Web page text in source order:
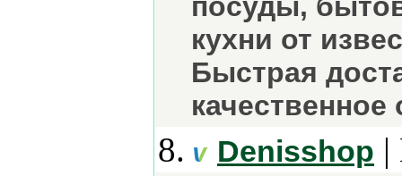
кухни от
Быстрая
8. Denisshop |